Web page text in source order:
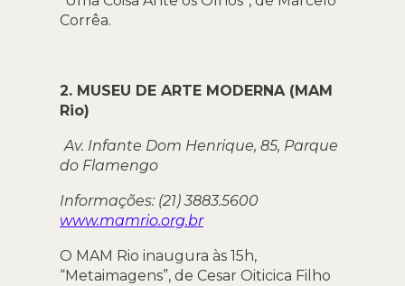
Corrêa.
2. MUSEU DE ARTE MODERNA (MAM
Rio)
Av. Infante Dom Henrique, 85, Parque
do Flamengo
Informações: (21) 3883.5600
www.mamrio.org.br
O MAM Rio inaugura às 15h,
“Metaimagens”, de Cesar Oiticica Filho